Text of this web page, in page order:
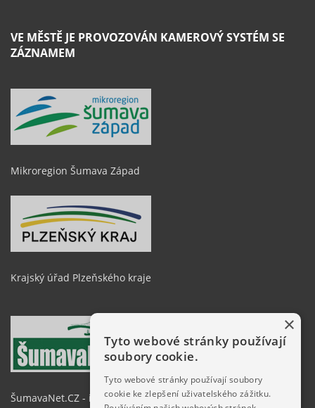
VE MĚSTĚ JE PROVOZOVÁN KAMEROVÝ SYSTÉM SE
ZÁZNAMEM
Mikroregion Šumava Západ
Krajský úřad Plzeňského kraje
ŠumavaNet.CZ - informace o regionu
×
Tyto webové stránky používají
soubory cookie.
Tyto webové stránky používají soubory
cookie ke zlepšení uživatelského zážitku.